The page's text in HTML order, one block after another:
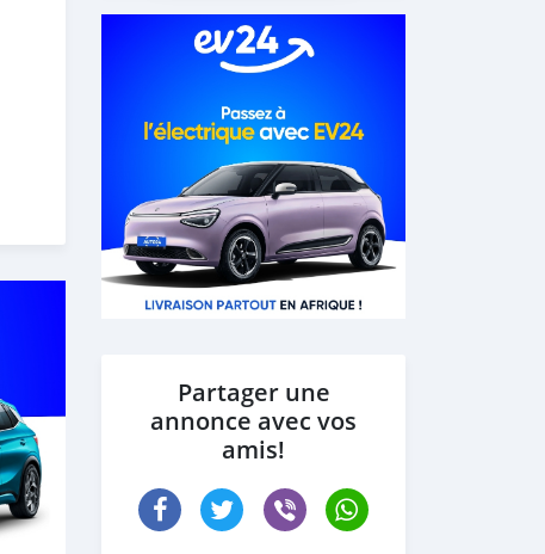
Partager une
annonce avec vos
amis!